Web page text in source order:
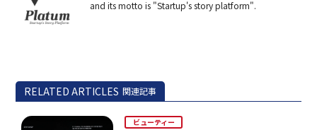
and its motto is "Startup's story platform".
RELATED ARTICLES 関連記事
ビューティー